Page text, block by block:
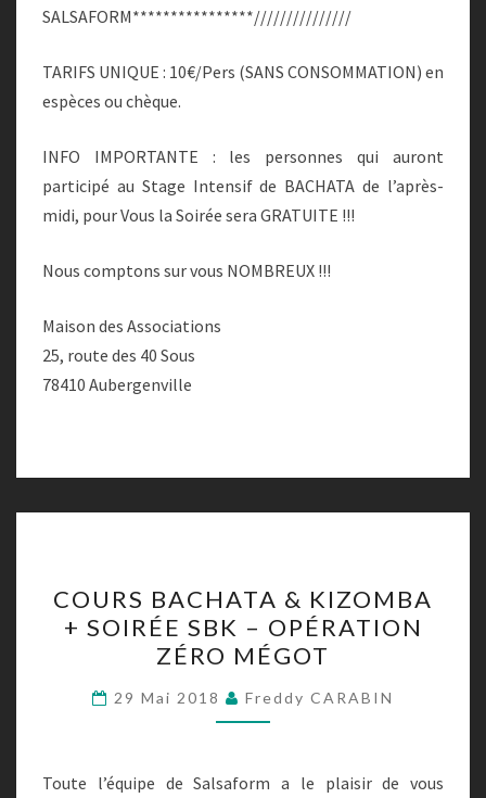
SALSAFORM****************///////////////
TARIFS UNIQUE : 10€/Pers (SANS CONSOMMATION) en
espèces ou chèque.
INFO IMPORTANTE : les personnes qui auront
participé au Stage Intensif de BACHATA de l’après-
midi, pour Vous la Soirée sera GRATUITE !!!
Nous comptons sur vous NOMBREUX !!!
Maison des Associations
25, route des 40 Sous
78410 Aubergenville
BACHATA
&
KIZOMBA
+
SOIRÉE
–
COURS BACHATA & KIZOMBA
+ SOIRÉE SBK – OPÉRATION
ZÉRO MÉGOT
29 Mai 2018 Freddy CARABIN
Toute l’équipe de Salsaform a le plaisir de vous